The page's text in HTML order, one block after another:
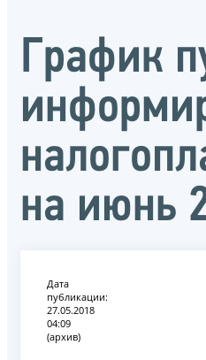
График
на июнь
Дата
публикации:
27.05.2018
04:09
(архив)